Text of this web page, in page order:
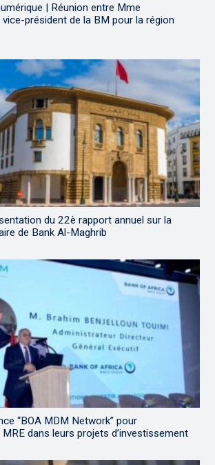
| Réunion entre Mme
président de la BM pour la région
du 22è rapport annuel sur la
de Bank Al-Maghrib
“BOA MDM Network” pour
dans leurs projets d’investissement